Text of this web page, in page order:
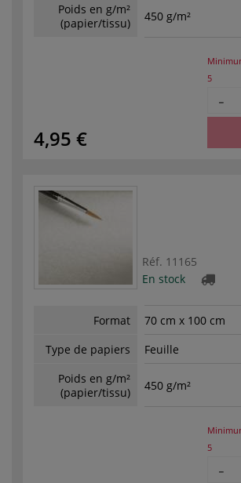
Poids en g/m²
(papier/tissu)
450 g/m²
4,95 €
5
-
Réf. 11165
En stock
Format
70 cm x 100 cm
Type de papiers
Feuille
Poids en g/m²
(papier/tissu)
450 g/m²
5
-